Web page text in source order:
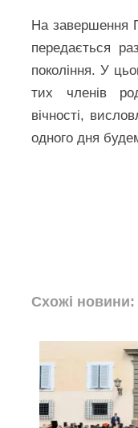
На завершення
передається
покоління. У
тих членів
вічності,
одного дня
Схожі новини: